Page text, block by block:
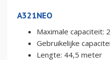
A321NEO
Maximale capaciteit:
Gebruikelijke
Lengte: 44,5 meter